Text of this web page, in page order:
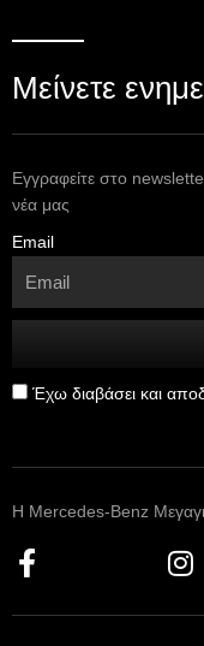
Μείνετε
Εγγραφείτε στο
νέα μας
Email
Έχω διαβάσει και
Η Mercedes-Benz
F
c
I
s